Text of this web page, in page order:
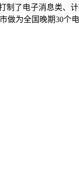
制了电子消息类、
做为全国晚期30个